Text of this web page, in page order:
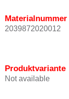
Materialnummer
2039872020012
Produktvariante
Not available